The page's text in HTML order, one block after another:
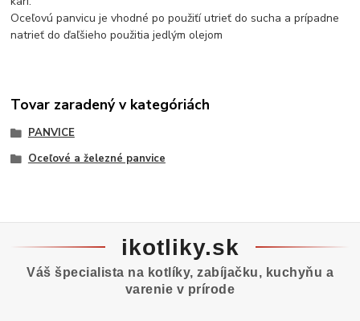
Oceľovú panvicu je vhodné po použiťí utrieť do sucha a prípadne
natrieť do ďaľšieho použitia jedlým olejom
Tovar zaradený v kategóriách
PANVICE
Oceľové a železné panvice
ikotliky.sk
Váš špecialista na kotlíky, zabíjačku, kuchyňu a
varenie v prírode